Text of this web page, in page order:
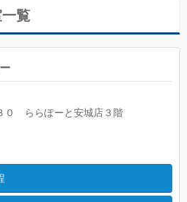
覧
０ ららぽーと安城店３階